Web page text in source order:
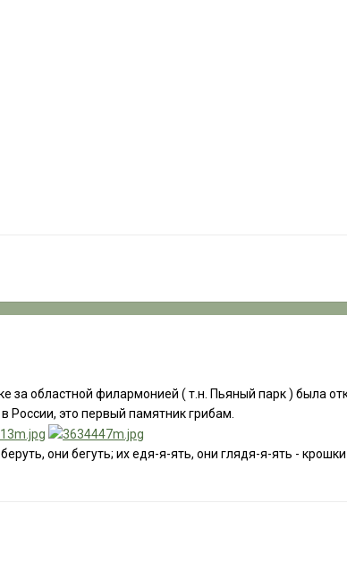
за областной филармонией ( т.н. Пьяный парк ) была
это первый памятник грибам.
они бегуть; их едя-я-ять, они глядя-я-ять -